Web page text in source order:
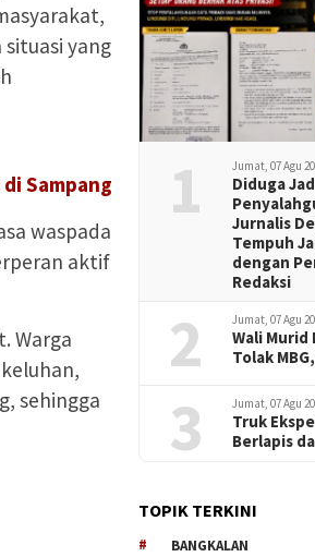
yang
Sampang
waspada
aktif
Warga
sehingga
1 Jumat, 07 Agu
Diduga
Jurnalis
Tempuh
dengan
Redaksi
2 Jumat, 07 Agu
Wali Murid
Tolak
Minim
3 Jumat, 07 Agu
Truk
Berlapis
TOPIK TERKINI
BANGKALAN